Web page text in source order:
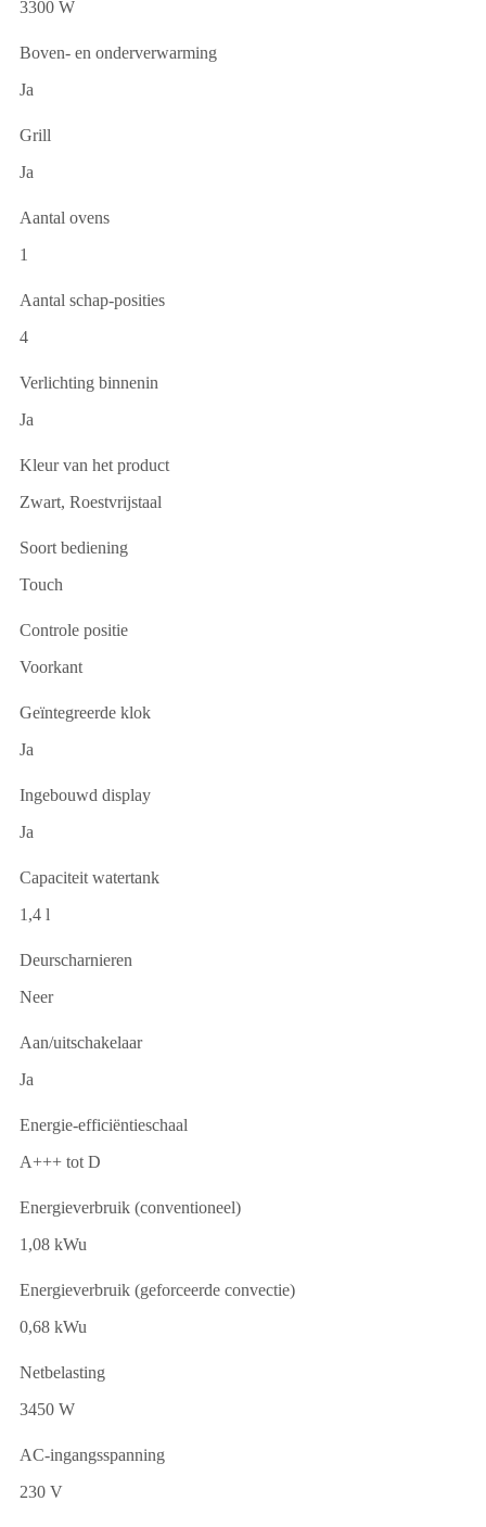
3300 W
Boven- en onderverwarming
Ja
Grill
Ja
Aantal ovens
1
Aantal schap-posities
4
Verlichting binnenin
Ja
Kleur van het product
Zwart, Roestvrijstaal
Soort bediening
Touch
Controle positie
Voorkant
Geïntegreerde klok
Ja
Ingebouwd display
Ja
Capaciteit watertank
1,4 l
Deurscharnieren
Neer
Aan/uitschakelaar
Ja
Energie-efficiëntieschaal
A+++ tot D
Energieverbruik (conventioneel)
1,08 kWu
Energieverbruik (geforceerde convectie)
0,68 kWu
Netbelasting
3450 W
AC-ingangsspanning
230 V